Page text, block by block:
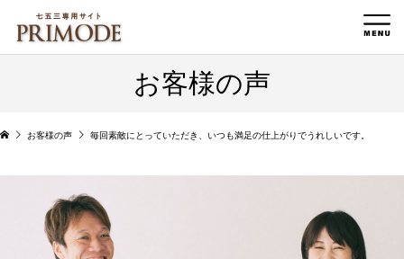
お客様の声
お客様の声 毎回素敵にとっていただき、いつも満足の仕上がりでうれしいです。